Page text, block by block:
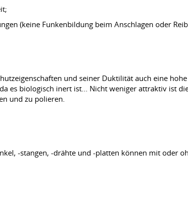
(keine Funkenbildung beim Anschlagen oder
und seiner Duktilität auch eine
es biologisch inert ist... Nicht weniger attraktiv ist
und zu polieren.
-stangen, -drähte und -platten können mit oder